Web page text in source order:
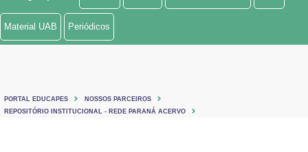
Ministério de Minas e Energia
Ministério do Turismo
Material UAB Periódicos
PORTAL EDUCAPES
NOSSOS PARCEIROS
REPOSITÓRIO INSTITUCIONAL - REDE PARANÁ ACERVO